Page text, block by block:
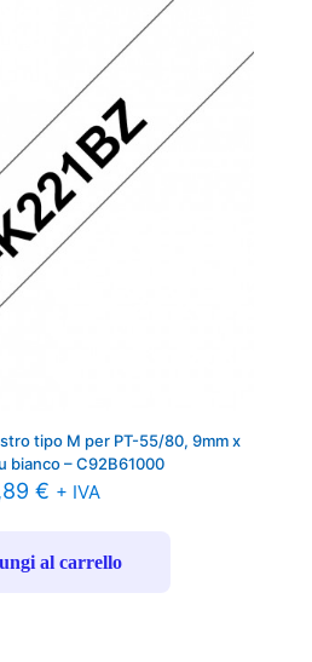
tipo M per PT-55/80, 9mm x
bianco – C92B61000
€ + IVA
al carrello